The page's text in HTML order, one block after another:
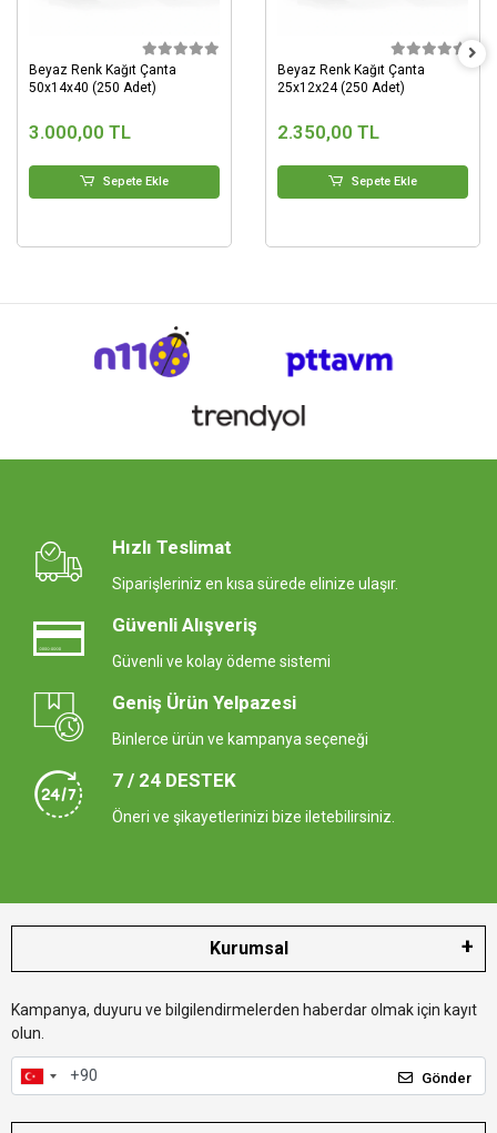
Beyaz Renk Kağıt Çanta
50x14x40 (250 Adet)
3.000,00 TL
Sepete Ekle
Beyaz Renk Kağıt Çanta
25x12x24 (250 Adet)
2.350,00 TL
Sepete Ekle
Hızlı Teslimat
Siparişleriniz en kısa sürede elinize ulaşır.
Güvenli Alışveriş
Güvenli ve kolay ödeme sistemi
Geniş Ürün Yelpazesi
Binlerce ürün ve kampanya seçeneği
7 / 24 DESTEK
Öneri ve şikayetlerinizi bize iletebilirsiniz.
Kurumsal
Kampanya, duyuru ve bilgilendirmelerden haberdar olmak için kayıt
olun.
Gönder